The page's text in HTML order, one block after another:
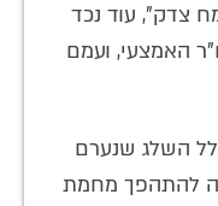
צדק", עוד נכד
האמצעי, ועמם
השלג שנערם
להתהפך מחמת